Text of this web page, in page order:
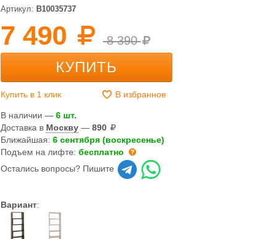
Артикул: B10035737
7 490 8 390
КУПИТЬ
Купить в 1 клик В избранное
В наличии —6 шт.
Доставка в Москву —890
Ближайшая:6 сентября (воскресенье)
Подъем на лифте:бесплатно
Остались вопросы? Пишите
Вариант: